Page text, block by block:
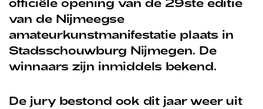
van de Nijmeegse
amateurkunstmanifestatie plaats in
Stadsschouwburg Nijmegen. De
winnaars zijn inmiddels bekend.
De jury bestond ook dit jaar weer uit